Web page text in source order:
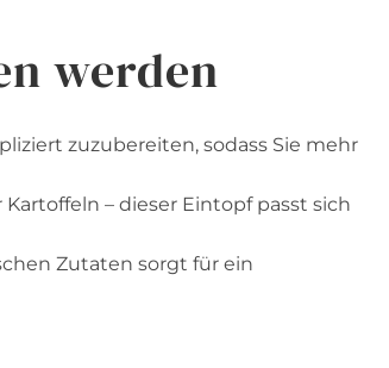
werden
zuzubereiten, sodass Sie mehr
– dieser Eintopf passt sich
Zutaten sorgt für ein